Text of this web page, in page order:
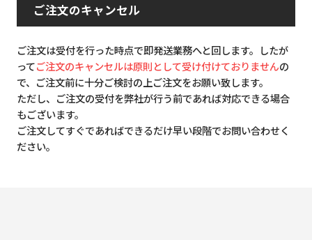
ご注文のキャンセル
ご注文は受付を行った時点で即発送業務へと回します。したが
ってご注文のキャンセルは原則として受け付けておりませんの
で、ご注文前に十分ご検討の上ご注文をお願い致します。
ただし、ご注文の受付を弊社が行う前であれば対応できる場合
もございます。
ご注文してすぐであればできるだけ早い段階でお問い合わせく
ださい。